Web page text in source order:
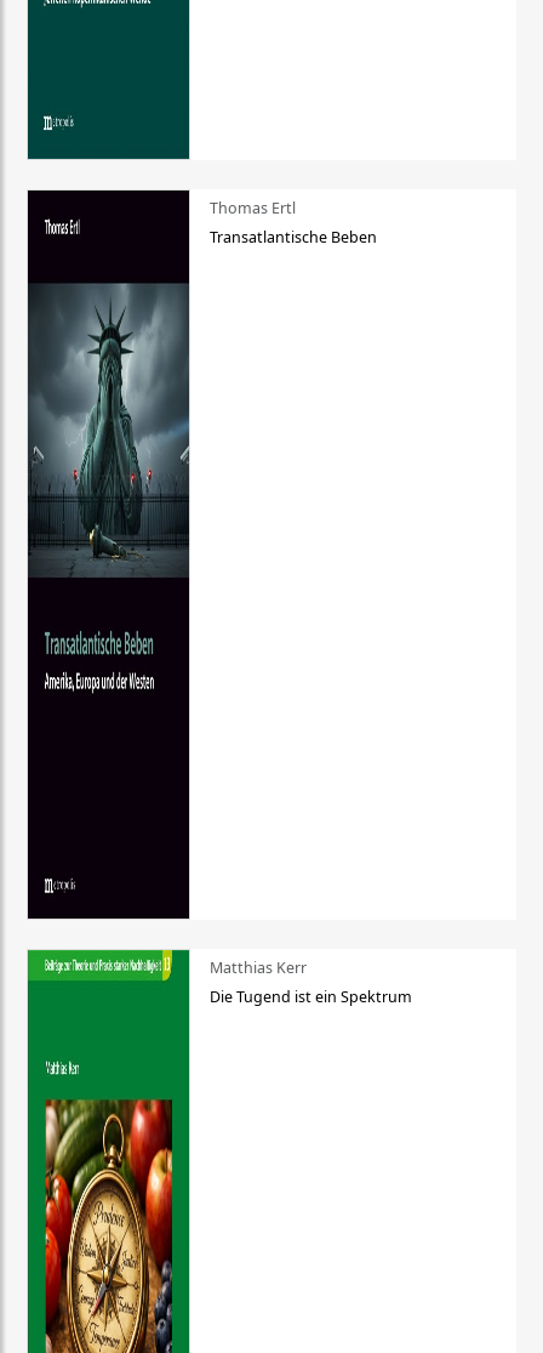
Thomas Ertl
Transatlantische Beben
Matthias Kerr
Die Tugend ist ein Spektrum